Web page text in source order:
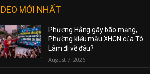
MỚI NHẤT
Phương Hằng gây bão mạng,
Phường kiểu mẫu XHCN của Tô
Lâm đi về đâu?
August 7, 2026